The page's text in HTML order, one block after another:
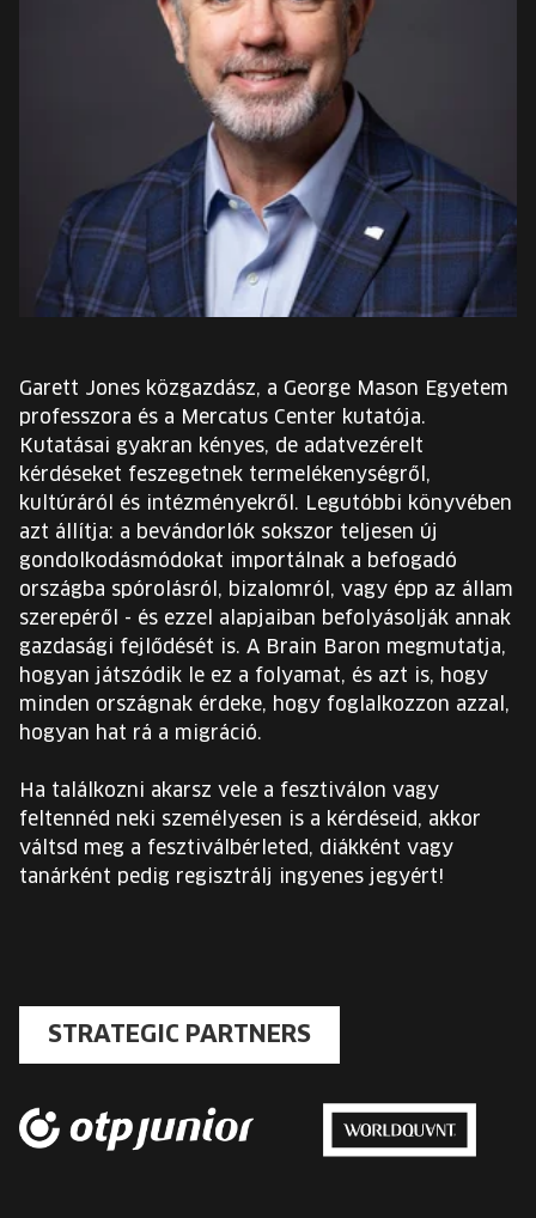
EURÓPA JÖVŐFESZTIVÁLJA
INGYENES DIÁK- ÉS TANÁRREGISZTRÁCIÓ
JEGYEK
language:
EN
Garett Jones közgazdász, a George Mason Egyetem
professzora és a Mercatus Center kutatója.
Kutatásai gyakran kényes, de adatvezérelt
kérdéseket feszegetnek termelékenységről,
kultúráról és intézményekről. Legutóbbi könyvében
azt állítja: a bevándorlók sokszor teljesen új
gondolkodásmódokat importálnak a befogadó
országba spórolásról, bizalomról, vagy épp az állam
szerepéről - és ezzel alapjaiban befolyásolják annak
gazdasági fejlődését is. A Brain Baron megmutatja,
hogyan játszódik le ez a folyamat, és azt is, hogy
minden országnak érdeke, hogy foglalkozzon azzal,
hogyan hat rá a migráció.
Ha találkozni akarsz vele a fesztiválon vagy
feltennéd neki személyesen is a kérdéseid, akkor
váltsd meg a fesztiválbérleted, diákként vagy
tanárként pedig regisztrálj ingyenes jegyért!
STRATEGIC PARTNERS